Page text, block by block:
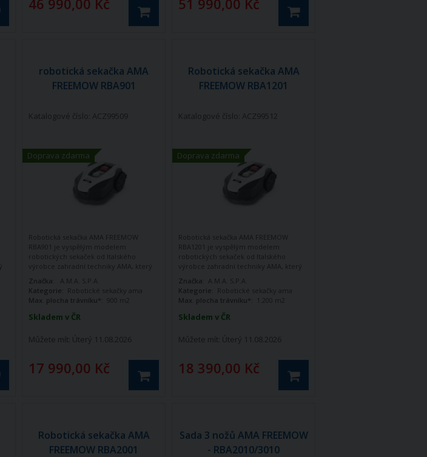
46 990,00 Kč 51 990,00 Kč
robotická sekačka AMA
FREEMOW RBA901
Doprava zdarma
Katalogové číslo: ACZ99509
Skladem v ČR
Můžete mít: Úterý 11.08.2026
17 990,00 Kč
Robotická sekačka AMA FREEMOW
RBA901 je vyspělým modelem
robotických sekaček od Italského
výrobce zahradní techniky AMA, který
tento sektor nabízí.
Značka:
A.M.A. S.P.A.
Kategorie: Robotické sekačky ama
Max. plocha trávníku*:
900 m2
Robotická sekačka AMA
FREEMOW RBA1201
Doprava zdarma
Katalogové číslo: ACZ99512
Skladem v ČR
Můžete mít: Úterý 11.08.2026
18 390,00 Kč
Robotická sekačka AMA FREEMOW
RBA1201 je vyspělým modelem
robotických sekaček od Italského
výrobce zahradní techniky AMA, který
tento sektor nabízí.
Značka: A.M.A. S.P.A.
Kategorie: Robotické sekačky ama
Max. plocha trávníku*:
1.200 m2
Robotická sekačka AMA
FREEMOW RBA2001
Sada 3 nožů AMA FREEMOW
- RBA2010/3010